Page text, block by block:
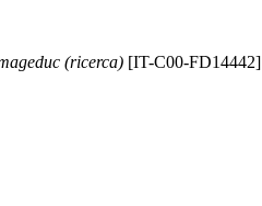
(ricerca) [IT-C00-FD14442]